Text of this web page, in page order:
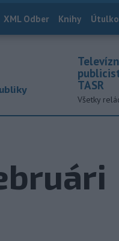
XML Odber Knihy
TASR
Všetky